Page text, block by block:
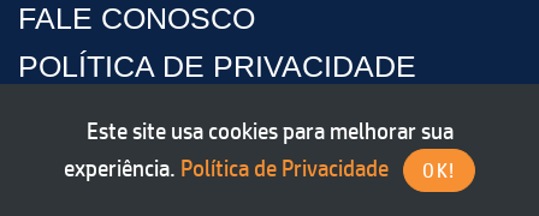
FALE CONOSCO
POLÍTICA DE PRIVACIDADE
Este site usa cookies para melhorar sua
experiência. Política de Privacidade OK!